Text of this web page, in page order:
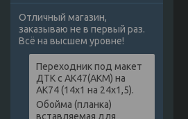
Отличный магазин,
заказываю не в первый раз.
Всё на высшем уровне!
Переходник под макет
ДТК с АК47(АКМ) на
АК74 (14х1 на 24х1,5).
Обойма (планка)
вставляемая для